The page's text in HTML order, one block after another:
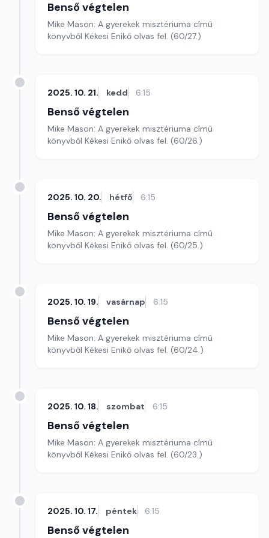
Benső végtelen
Mike Mason: A gyerekek misztériuma című
könyvből Kékesi Enikő olvas fel. (60/27.)
2025. 10. 21. kedd 6:15
Benső végtelen
Mike Mason: A gyerekek misztériuma című
könyvből Kékesi Enikő olvas fel. (60/26.)
2025. 10. 20. hétfő 6:15
Benső végtelen
Mike Mason: A gyerekek misztériuma című
könyvből Kékesi Enikő olvas fel. (60/25.)
2025. 10. 19. vasárnap 6:15
Benső végtelen
Mike Mason: A gyerekek misztériuma című
könyvből Kékesi Enikő olvas fel. (60/24.)
2025. 10. 18. szombat 6:15
Benső végtelen
Mike Mason: A gyerekek misztériuma című
könyvből Kékesi Enikő olvas fel. (60/23.)
2025. 10. 17. péntek 6:15
Benső végtelen